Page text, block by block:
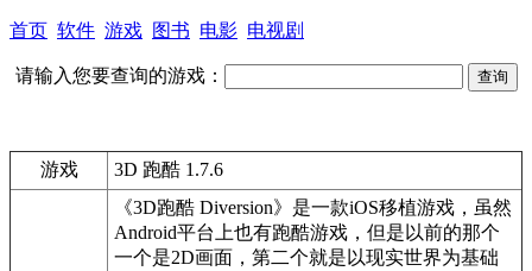
首页 软件 游戏 图书 电影 电视剧
请输入您要查询的游戏：
游戏 3D 跑酷 1.7.6
《3D跑酷 Diversion》是一款iOS移植游戏，虽然
Android平台上也有跑酷游戏，但是以前的那个
一个是2D画面，第二个就是以现实世界为基础